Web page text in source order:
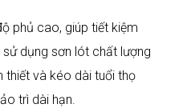
phủ cao, giúp tiết kiệm
dụng sơn lót chất lượng
thiết và kéo dài tuổi thọ
trì dài hạn.​